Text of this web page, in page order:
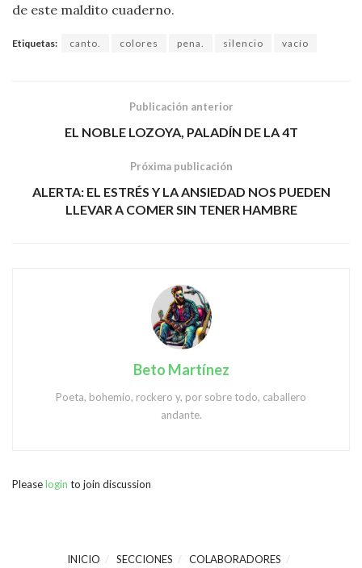
de este maldito cuaderno.
Etiquetas: canto. colores pena. silencio vacío
Publicación anterior
EL NOBLE LOZOYA, PALADÍN DE LA 4T
Próxima publicación
ALERTA: EL ESTRÉS Y LA ANSIEDAD NOS PUEDEN
LLEVAR A COMER SIN TENER HAMBRE
Beto Martínez
Poeta, bohemio, rockero y, por sobre todo, caballero
andante.
Pleaselogin to join discussion
INICIO SECCIONES COLABORADORES